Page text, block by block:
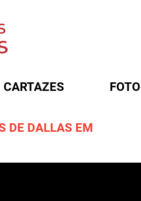
CARTAZES
DE DALLAS EM